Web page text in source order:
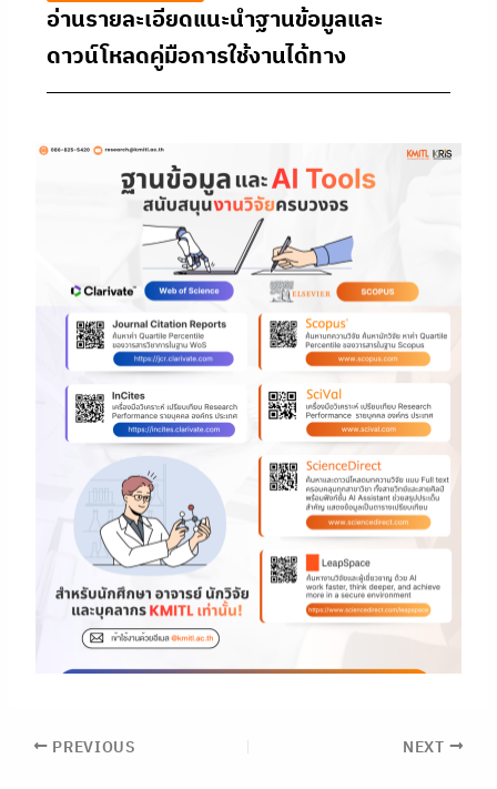
อ่านรายละเอียดแนะนำฐานข้อมูลและ
ดาวน์โหลดคู่มือการใช้งานได้ทาง
PREVIOUS NEXT